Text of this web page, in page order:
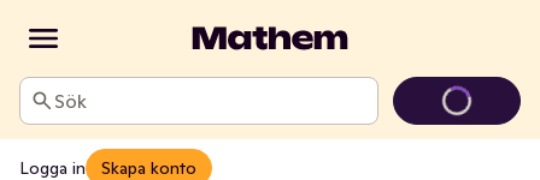
Sök
Logga in Skapa konto